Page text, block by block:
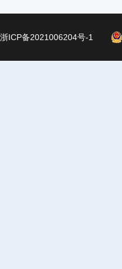
浙ICP备2021006204号-1